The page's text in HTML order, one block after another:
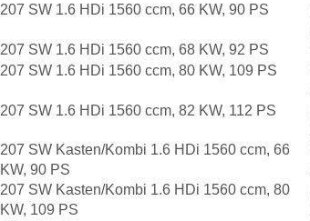
207 SW 1.6 HDi 1560 ccm, 66 KW, 90 PS
207 SW 1.6 HDi 1560 ccm, 68 KW, 92 PS
207 SW 1.6 HDi 1560 ccm, 80 KW, 109 PS
207 SW 1.6 HDi 1560 ccm, 82 KW, 112 PS
207 SW Kasten/Kombi 1.6 HDi 1560 ccm, 66
KW, 90 PS
207 SW Kasten/Kombi 1.6 HDi 1560 ccm, 80
KW, 109 PS